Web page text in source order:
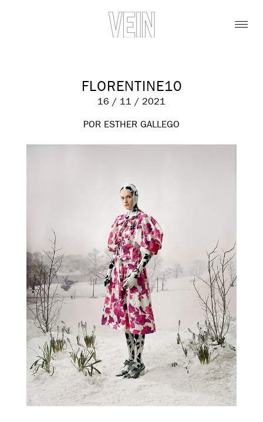
FLORENTINE10
16 / 11 / 2021
POR ESTHER GALLEGO